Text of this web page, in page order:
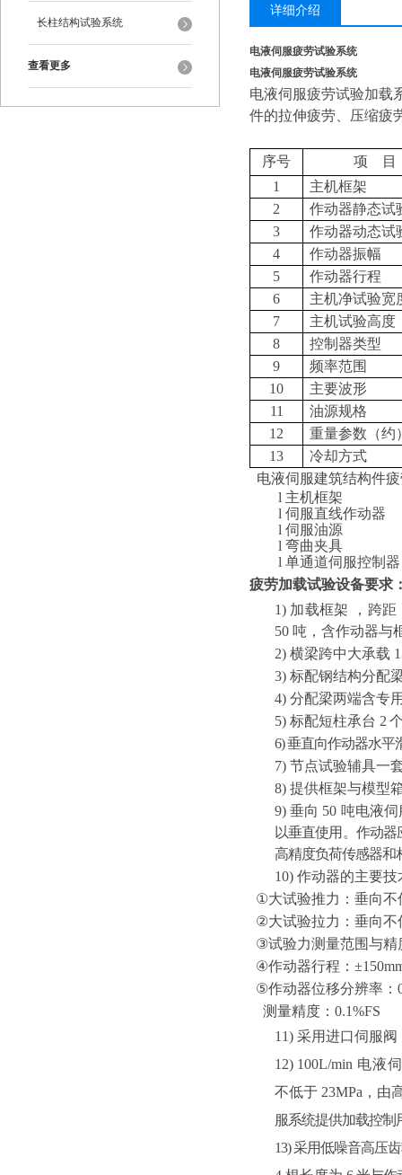
长柱结构试验系统
查看更多
详细介绍
电液伺服疲劳试验系统
电液伺服疲劳试验系统
电液伺服疲劳试验加载
件的拉伸疲劳、压缩疲
序号 项
目
1
主机框架
2
作动器静态试
3
作动器动态试
4
作动器振幅
5
作动器行程
6
主机净试验宽
7
主机试验高度
8
控制器类型
9
频率范围
10
主要波形
11
油源规格
12
重量参数（约
13
冷却方式
电液伺服建筑结构件
l 主机框架
l 伺服直线作动器
l 伺服油源
l 弯曲夹具
l 单通道伺服控制器
疲劳加载试验设备要求
1) 加载框架 ，跨距
50 吨，含作动器与
2) 横梁跨中大承载
3) 标配钢结构分配
4) 分配梁两端含专
5) 标配短柱承台 2
6)垂直向作动器水平
7) 节点试验辅具一
8) 提供框架与模型
9)垂向 50 吨电液
以垂直使用。作动
高精度负荷传感器和
10) 作动器的主要技
①大试验推力：垂向不
②大试验拉力：垂向不
③试验力测量范围与精
④作动器行程：
⑤作动器位移分辨率：
测量精度： 0.1%FS
11) 采用进口伺服阀
12) 100L/min 电液
不低于 23MPa，由
服系统提供加载控
13)采用低噪音高压